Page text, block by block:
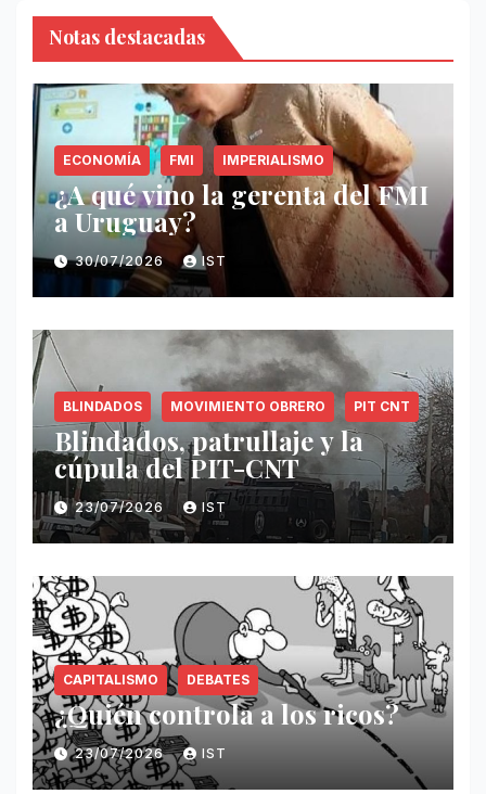
Notas destacadas
ECONOMÍA FMI IMPERIALISMO
¿A qué vino la gerenta del FMI
a Uruguay?
30/07/2026 IST
BLINDADOS MOVIMIENTO OBRERO PIT CNT
Blindados, patrullaje y la
cúpula del PIT-CNT
23/07/2026 IST
CAPITALISMO DEBATES
¿Quién controla a los ricos?
23/07/2026 IST